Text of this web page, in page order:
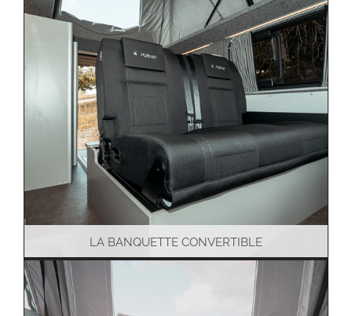
LA BANQUETTE CONVERTIBLE